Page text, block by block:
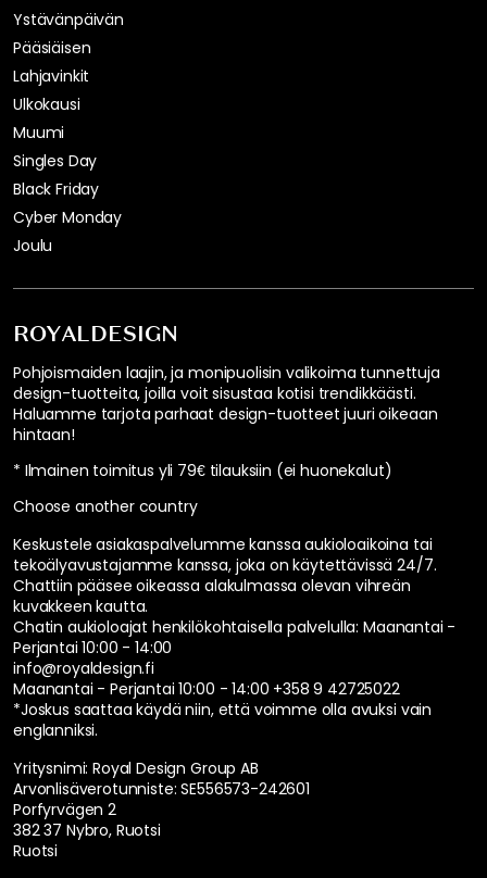
ROYALDESIGN
Pohjoismaiden laajin, ja monipuolisin valikoima tunnettuja
design-tuotteita, joilla voit sisustaa kotisi trendikkäästi.
Haluamme tarjota parhaat design-tuotteet juuri oikeaan
hintaan!
* Ilmainen toimitus yli 79€ tilauksiin (ei huonekalut)
Choose another country
Keskustele asiakaspalvelumme kanssa aukioloaikoina tai
tekoälyavustajamme kanssa, joka on käytettävissä 24/7.
Chattiin pääsee oikeassa alakulmassa olevan vihreän
kuvakkeen kautta.
Chatin aukioloajat henkilökohtaisella palvelulla: Maanantai -
Perjantai 10:00 - 14:00
info@royaldesign.fi
Maanantai - Perjantai 10:00 - 14:00 +358 9 42725022
*Joskus saattaa käydä niin, että voimme olla avuksi vain
englanniksi.
Yritysnimi: Royal Design Group AB
Arvonlisäverotunniste: SE556573-242601
Porfyrvägen 2
382 37 Nybro, Ruotsi
Ruotsi
Ystävänpäivän
Pääsiäisen
Lahjavinkit
Ulkokausi
Muumi
Singles Day
Black Friday
Cyber Monday
Joulu